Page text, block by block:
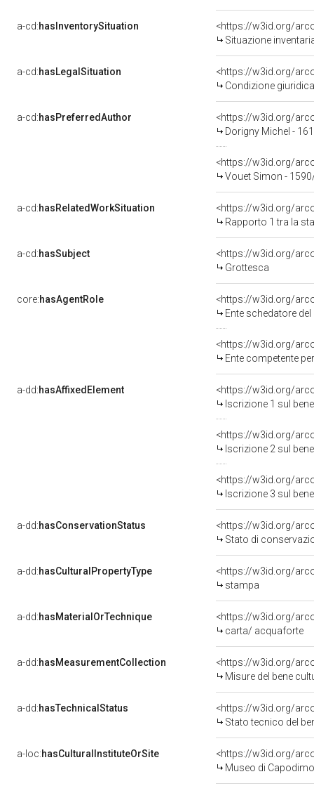
a-cd:hasInventorySituation
<https://w3id.org/
Situazione
a-cd:hasLegalSituation
<https://w3id.org/
Condizione
a-cd:hasPreferredAuthor
<https://w3id.org/
Dorigny Michel -
<https://w3id.org/
Vouet Simon -
a-cd:hasRelatedWorkSituation
<https://w3id.org/
Rapporto 1 tra la
a-cd:hasSubject
<https://w3id.org/
Grottesca
core:hasAgentRole
<https://w3id.org/
Ente schedatore
<https://w3id.org/
Ente competente
a-dd:hasAffixedElement
<https://w3id.org/
Iscrizione 1 sul
<https://w3id.org/
Iscrizione 2 sul
<https://w3id.org/
Iscrizione 3 sul
a-dd:hasConservationStatus
<https://w3id.org/
Stato di
a-dd:hasCulturalPropertyType
<https://w3id.org/
stampa
a-dd:hasMaterialOrTechnique
<https://w3id.org/
carta/ acquaforte
a-dd:hasMeasurementCollection
<https://w3id.org/
Misure del bene
a-dd:hasTechnicalStatus
<https://w3id.org/
Stato tecnico del
a-loc:hasCulturalInstituteOrSite
<https://w3id.org/
Museo di